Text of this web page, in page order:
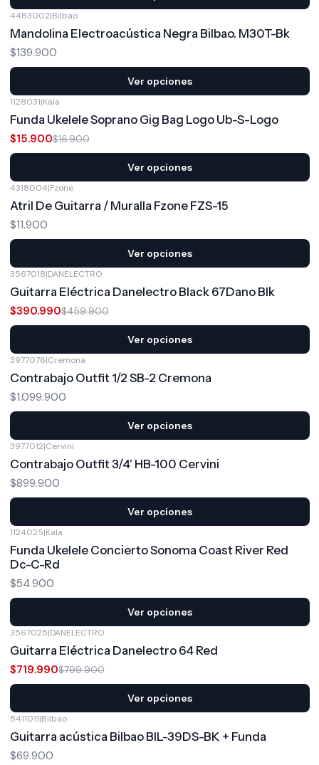
4483002|Bilbao
Mandolina Electroacústica Negra Bilbao. M30T-Bk
$139.900
Ver opciones
1128031|Kala
Funda Ukelele Soprano Gig Bag Logo Ub-S-Logo
$15.900$16.900
Ver opciones
4318004|Fzone
Atril De Guitarra / Muralla Fzone FZS-15
$11.900
Ver opciones
3567018|DANELECTRO
Guitarra Eléctrica Danelectro Black 67Dano Blk
$390.990$459.900
Ver opciones
3977076|Cremona
Contrabajo Outfit 1/2 SB-2 Cremona
$1.099.900
Ver opciones
3977012|Cervini
Contrabajo Outfit 3/4' HB-100 Cervini
$899.900
Ver opciones
1124025|Kala
Funda Ukelele Concierto Sonoma Coast River Red
Dc-C-Rd
$54.900
Ver opciones
3567025|DANELECTRO
Guitarra Eléctrica Danelectro 64 Red
$719.990$799.900
Ver opciones
5411011|Bilbao
Guitarra acústica Bilbao BIL-39DS-BK + Funda
$69.900